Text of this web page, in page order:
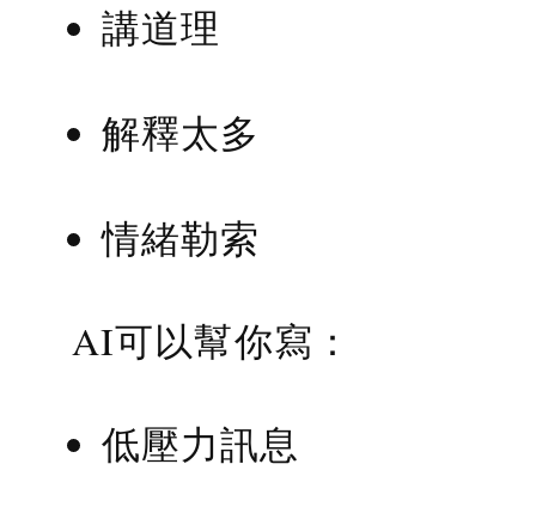
講道理
解釋太多
情緒勒索
AI可以幫你寫：
低壓力訊息